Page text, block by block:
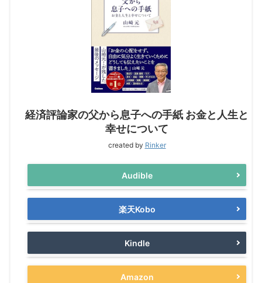
経済評論家の父から息子への手紙 お金と人生と
幸せについて
created by Rinker
Audible
楽天Kobo
Kindle
Amazon